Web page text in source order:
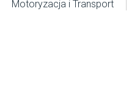
Motoryzacja i Transport